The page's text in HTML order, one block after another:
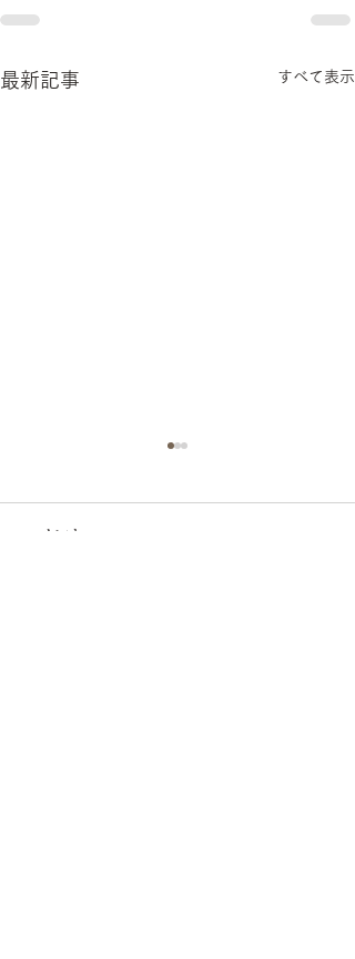
最新記事 すべて表示
コメント